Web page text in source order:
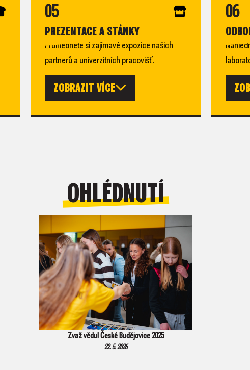
05
PREZENTACE A STÁNKY
Prohlédněte si zajímavé expozice našich
partnerů a univerzitních pracovišť.
ZOBRAZIT VÍCE
06
OHLÉDNUTÍ
Zvaž vědu! České Budějovice 2025
22. 5. 2026